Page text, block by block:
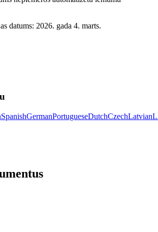
datums: 2026. gada 4. marts.
SpanishGermanPortugueseDutchCzechLatvian